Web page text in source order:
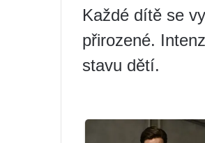
Každé dítě se
přirozené.
stavu dětí.